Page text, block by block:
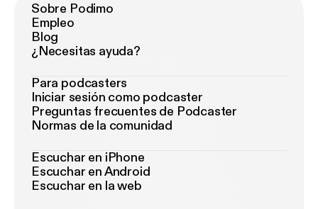
Sobre Podimo
Empleo
Blog
¿Necesitas ayuda?
Para podcasters
Iniciar sesión como podcaster
Preguntas frecuentes de Podcaster
Normas de la comunidad
Escuchar en iPhone
Escuchar en Android
Escuchar en la web